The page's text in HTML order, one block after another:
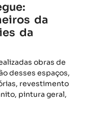
da
da
obras de
desses espaços,
revestimento
pintura geral,